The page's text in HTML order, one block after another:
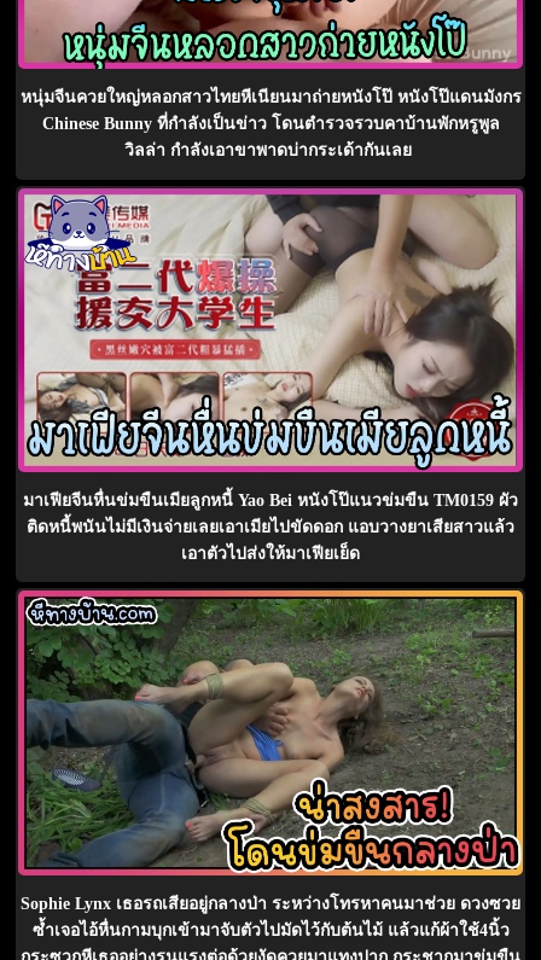
หนุ่มจีนควยใหญ่หลอกสาวไทยหีเนียนมาถ่ายหนังโป๊ หนังโป๊แดนมังกร
Chinese Bunny ที่กำลังเป็นข่าว โดนตำรวจรวบคาบ้านพักหรูพูล
วิลล่า กำลังเอาขาพาดบ่ากระเด้ากันเลย
มาเฟียจีนหื่นข่มขืนเมียลูกหนี้ Yao Bei หนังโป๊แนวข่มขืน TM0159 ผัว
ติดหนี้พนันไม่มีเงินจ่ายเลยเอาเมียไปขัดดอก แอบวางยาเสียสาวแล้ว
เอาตัวไปส่งให้มาเฟียเย็ด
Sophie Lynx เธอรถเสียอยู่กลางป่า ระหว่างโทรหาคนมาช่วย ดวงซวย
ซ้ำเจอไอ้หื่นกามบุกเข้ามาจับตัวไปมัดไว้กับต้นไม้ แล้วแก้ผ้าใช้4นิ้ว